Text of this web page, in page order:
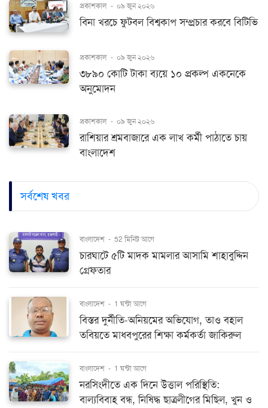
প্রকাশকাল - ০৯ জুন ২০২৬
বিনা খরচে ফুটবল বিশ্বকাপ সম্প্রচার করবে বিটিভি
প্রকাশকাল - ০৯ জুন ২০২৬
৩৮৯০ কোটি টাকা ব্যয়ে ১০ প্রকল্প একনেকে
অনুমোদন
প্রকাশকাল - ০৯ জুন ২০২৬
রাশিয়ার শ্রমবাজারে এক লাখ কর্মী পাঠাতে চায়
বাংলাদেশ
সর্বশেষ খবর
বাংলাদেশ - 52 মিনিট আগে
চারঘাটে ৫টি মাদক মামলার আসামি শাহাবুদ্দিন
গ্রেফতার
বাংলাদেশ - 1 ঘন্টা আগে
বিস্তর দুর্নীতি-অনিয়মের অভিযোগ, তাও বহাল
তবিয়তে মাধবপুরের শিক্ষা কর্মকর্তা জাকিরুল
বাংলাদেশ - 1 ঘন্টা আগে
নরসিংদীতে এক দিনে উত্তাল পরিস্থিতি:
বাল্যবিবাহ বন্ধ, নিষিদ্ধ ছাত্রলীগের মিছিল, খুন ও